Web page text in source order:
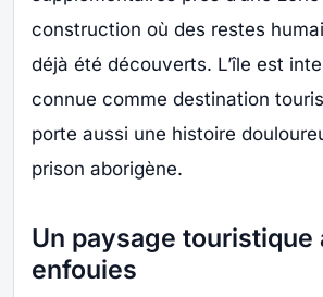
construction où des restes
déjà été découverts. L’île est
connue comme destination
porte aussi une histoire
prison aborigène.
Un paysage touristique
enfouies